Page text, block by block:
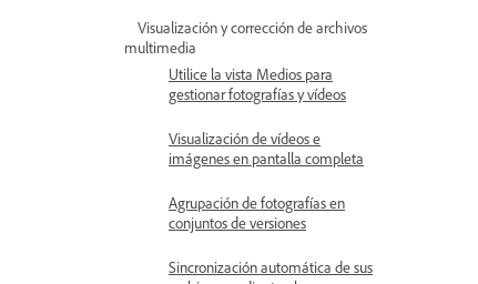
Visualización y corrección de archivos
multimedia
Utilice la vista Medios para
gestionar fotografías y vídeos
Visualización de vídeos e
imágenes en pantalla completa
Agrupación de fotografías en
conjuntos de versiones
Sincronización automática de sus